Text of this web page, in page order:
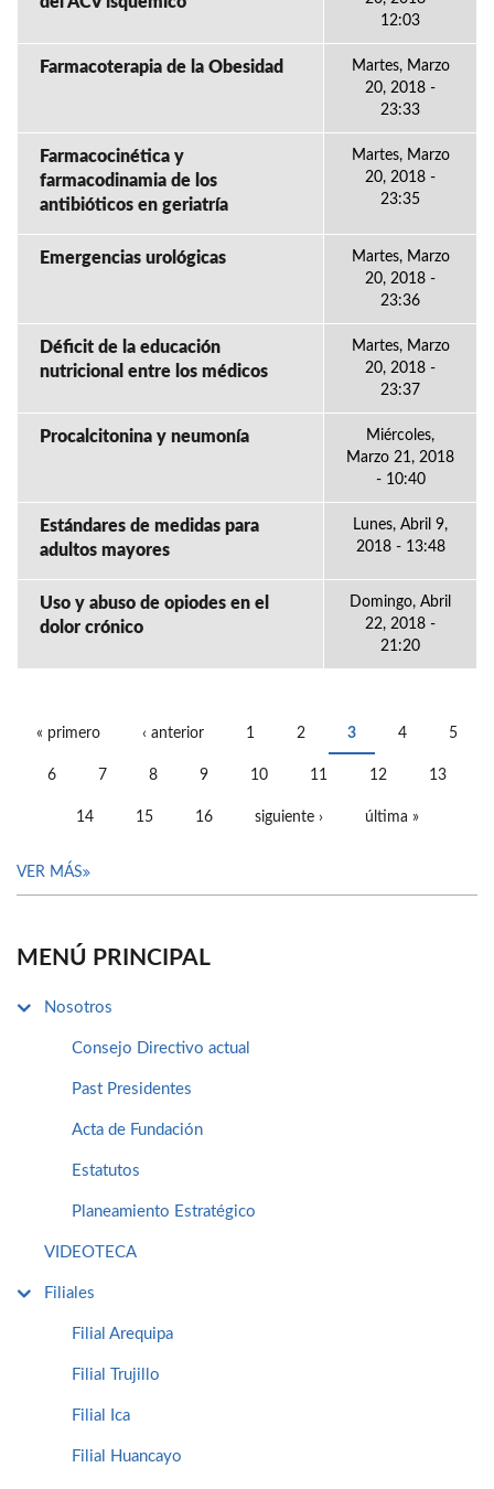
12:03
Farmacoterapia de la Obesidad
Martes, Marzo
20, 2018 -
23:33
Farmacocinética y
farmacodinamia de los
antibióticos en geriatría
Martes, Marzo
20, 2018 -
23:35
Emergencias urológicas
Martes, Marzo
20, 2018 -
23:36
Déficit de la educación
nutricional entre los médicos
Martes, Marzo
20, 2018 -
23:37
Procalcitonina y neumonía
Miércoles,
Marzo 21, 2018
- 10:40
Estándares de medidas para
adultos mayores
Lunes, Abril 9,
2018 - 13:48
Uso y abuso de opiodes en el
dolor crónico
Domingo, Abril
22, 2018 -
21:20
« primero ‹ anterior 1 2 3 4 5
6 7 8 9 10 11 12 13
14 15 16 siguiente › última »
VER MÁS
MENÚ PRINCIPAL
Nosotros
Consejo Directivo actual
Past Presidentes
Acta de Fundación
Estatutos
Planeamiento Estratégico
VIDEOTECA
Filiales
Filial Arequipa
Filial Trujillo
Filial Ica
Filial Huancayo